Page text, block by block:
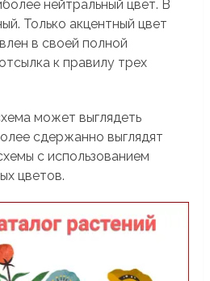
нейтральный цвет. В
Только акцентный цвет
в своей полной
к правилу трех
может выглядеть
сдержанно выглядят
с использованием
цветов.